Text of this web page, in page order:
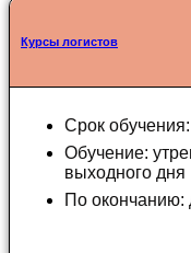
Курсы логистов
Срок
Обучение:
выходного дня
По окончанию: